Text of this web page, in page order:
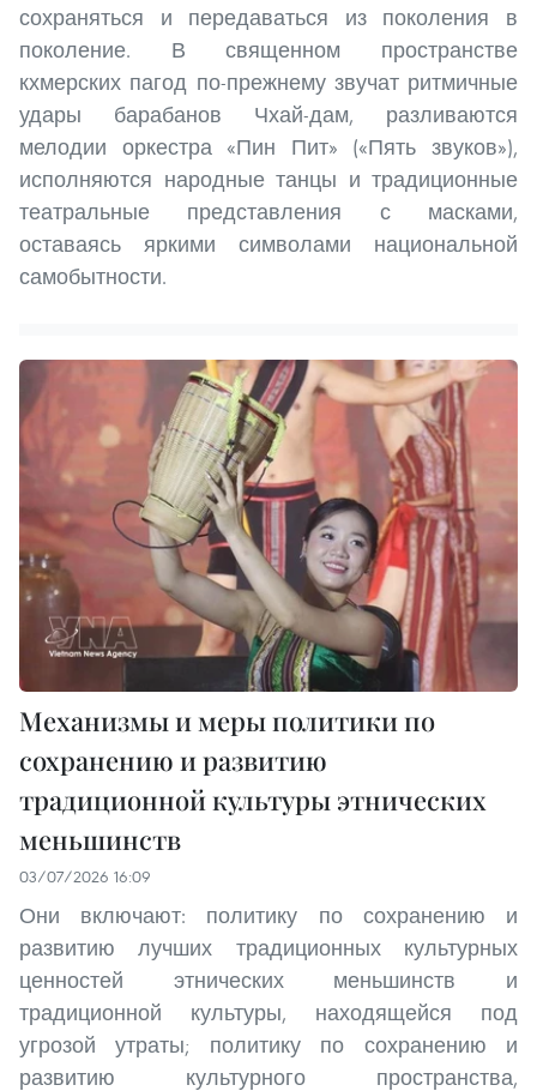
сохраняться и передаваться из поколения в
поколение. В священном пространстве
кхмерских пагод по-прежнему звучат ритмичные
удары барабанов Чхай-дам, разливаются
мелодии оркестра «Пин Пит» («Пять звуков»),
исполняются народные танцы и традиционные
театральные представления с масками,
оставаясь яркими символами национальной
самобытности.
Механизмы и меры политики по
сохранению и развитию
традиционной культуры этнических
меньшинств
03/07/2026 16:09
Они включают: политику по сохранению и
развитию лучших традиционных культурных
ценностей этнических меньшинств и
традиционной культуры, находящейся под
угрозой утраты; политику по сохранению и
развитию культурного пространства,